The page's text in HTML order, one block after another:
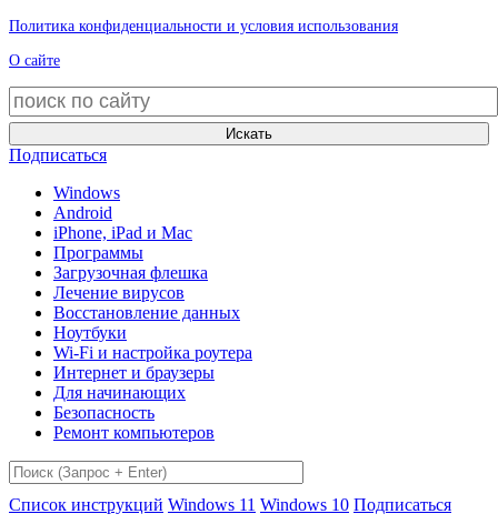
Политика конфиденциальности и условия использования
О сайте
Искать
Подписаться
Windows
Android
iPhone, iPad и Mac
Программы
Загрузочная флешка
Лечение вирусов
Восстановление данных
Ноутбуки
Wi-Fi и настройка роутера
Интернет и браузеры
Для начинающих
Безопасность
Ремонт компьютеров
Список инструкций Windows 11 Windows 10 Подписаться